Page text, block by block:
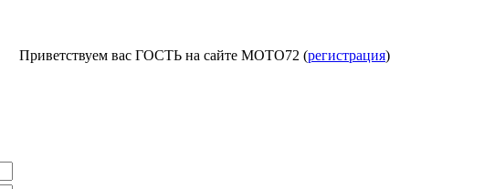
Приветствуем вас ГОСТЬ на сайте МОТО72 (регистрация)